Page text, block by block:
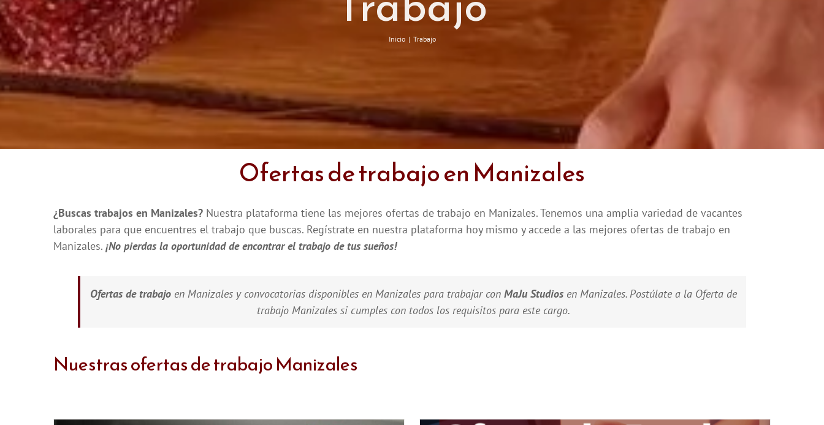
Inicio Trabajo
Ofertas de trabajo en Manizales
¿Buscas trabajos en Manizales? Nuestra plataforma tiene las mejores ofertas de trabajo en Manizales. Tenemos una amplia variedad de vacantes
laborales para que encuentres el trabajo que buscas. Regístrate en nuestra plataforma hoy mismo y accede a las mejores ofertas de trabajo en
Manizales. ¡No pierdas la oportunidad de encontrar el trabajo de tus sueños!
Ofertas de trabajoen Manizales y convocatorias disponibles en Manizales para trabajar con MaJu Studiosen Manizales. Postúlate a la Oferta de
trabajo Manizales si cumples con todos los requisitos para este cargo.
Nuestras ofertas de trabajo Manizales